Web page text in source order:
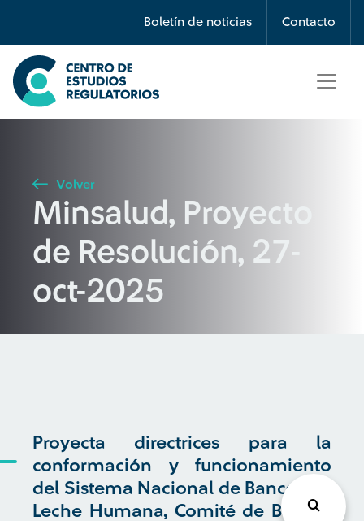
Boletín de noticias Contacto
Búsqueda
Seleccione país
Buscar
Volver
Minsalud, Proyecto
de Resolución, 27-
oct-2025
Proyecta directrices para la
conformación y funcionamiento
del Sistema Nacional de Bancos de
Leche Humana, Comité de Bancos